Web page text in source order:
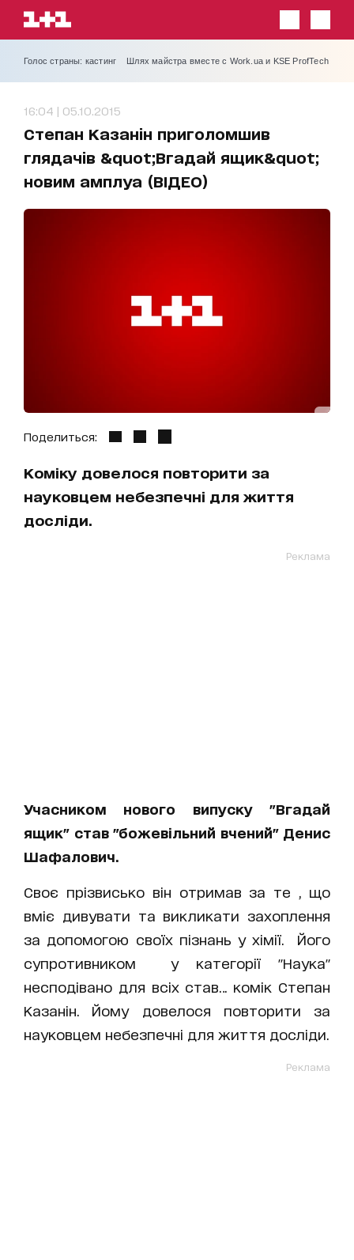
Голос страны: кастинг Шлях майстра вместе с Work.ua и KSE ProfTech
16:04 | 05.10.2015
Степан Казанін приголомшив
глядачів &quot;Вгадай ящик&quot;
новим амплуа (ВІДЕО)
Поделиться:
Коміку довелося повторити за
науковцем небезпечні для життя
досліди.
Реклама
Учасником нового випуску "Вгадай
ящик" став "божевільний вчений" Денис
Шафалович.
Своє прізвисько він отримав за те , що
вміє дивувати та викликати захоплення
за допомогою своїх пізнань у хімії. Його
супротивником у категорії "Наука"
несподівано для всіх став… комік Степан
Казанін. Йому довелося повторити за
науковцем небезпечні для життя досліди.
Реклама